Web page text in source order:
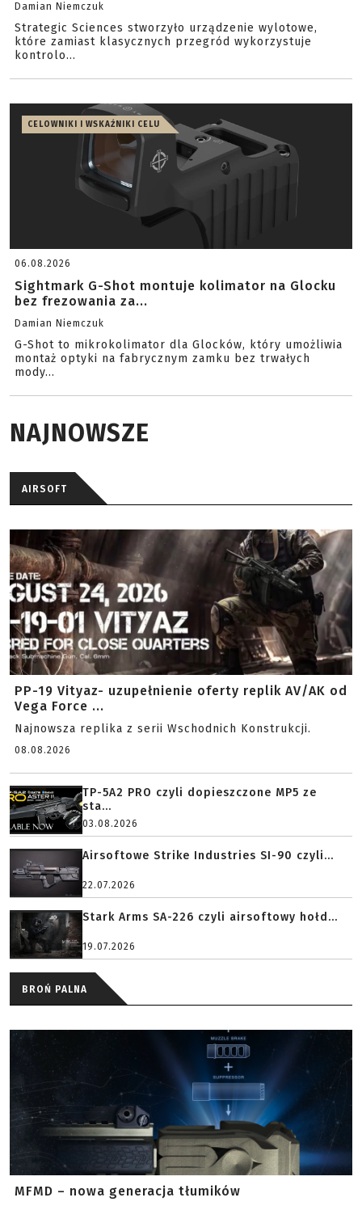
Damian Niemczuk
Strategic Sciences stworzyło urządzenie wylotowe,
które zamiast klasycznych przegród wykorzystuje
kontrolo...
CELOWNIKI I WSKAŹNIKI CELU
06.08.2026
Sightmark G-Shot montuje kolimator na Glocku
bez frezowania za...
Damian Niemczuk
G-Shot to mikrokolimator dla Glocków, który umożliwia
montaż optyki na fabrycznym zamku bez trwałych
mody...
NAJNOWSZE
AIRSOFT
PP-19 Vityaz- uzupełnienie oferty replik AV/AK od
Vega Force ...
Najnowsza replika z serii Wschodnich Konstrukcji.
08.08.2026
TP-5A2 PRO czyli dopieszczone MP5 ze
sta...
03.08.2026
Airsoftowe Strike Industries SI-90 czyli...
22.07.2026
Stark Arms SA-226 czyli airsoftowy hołd...
19.07.2026
BROŃ PALNA
MFMD – nowa generacja tłumików